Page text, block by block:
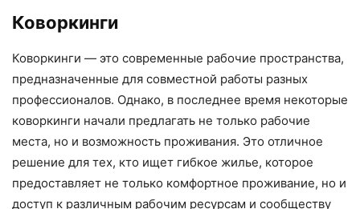
Коворкинги
Коворкинги — это современные рабочие пространства,
предназначенные для совместной работы разных
профессионалов. Однако, в последнее время некоторые
коворкинги начали предлагать не только рабочие
места, но и возможность проживания. Это отличное
решение для тех, кто ищет гибкое жилье, которое
предоставляет не только комфортное проживание, но и
доступ к различным рабочим ресурсам и сообществу